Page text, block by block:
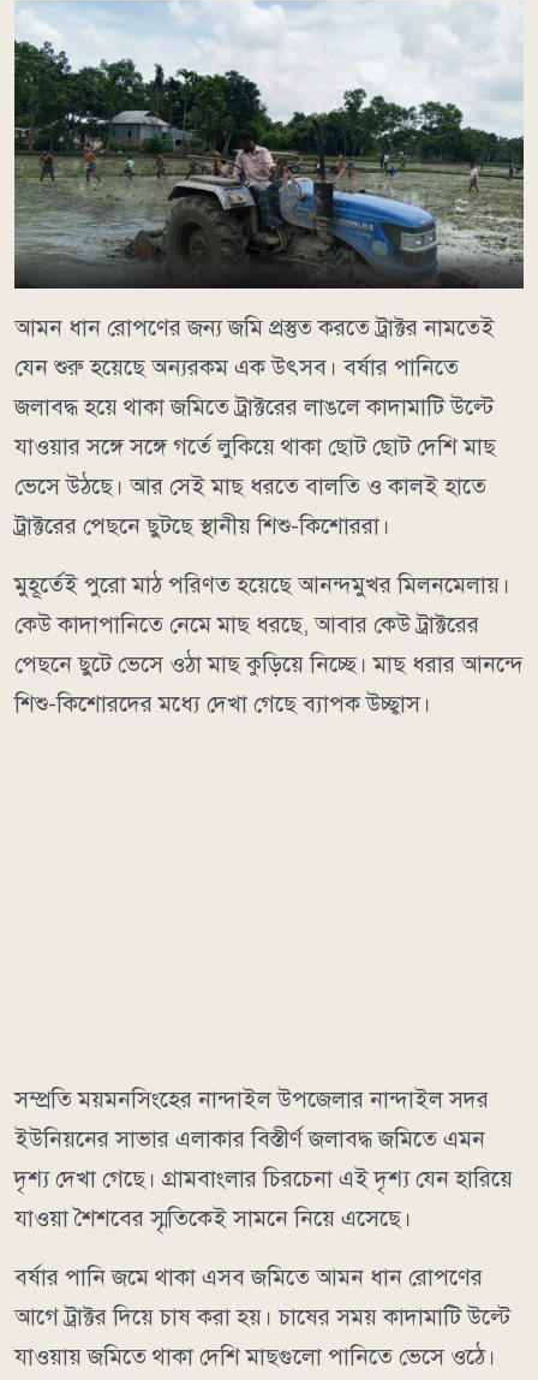
আমন ধান রোপণের জন্য জমি প্রস্তুত করতে ট্রাক্টর নামতেই
যেন শুরু হয়েছে অন্যরকম এক উৎসব। বর্ষার পানিতে
জলাবদ্ধ হয়ে থাকা জমিতে ট্রাক্টরের লাঙলে কাদামাটি উল্টে
যাওয়ার সঙ্গে সঙ্গে গর্তে লুকিয়ে থাকা ছোট ছোট দেশি মাছ
ভেসে উঠছে। আর সেই মাছ ধরতে বালতি ও কালই হাতে
ট্রাক্টরের পেছনে ছুটছে স্থানীয় শিশু-কিশোররা।
মুহূর্তেই পুরো মাঠ পরিণত হয়েছে আনন্দমুখর মিলনমেলায়।
কেউ কাদাপানিতে নেমে মাছ ধরছে, আবার কেউ ট্রাক্টরের
পেছনে ছুটে ভেসে ওঠা মাছ কুড়িয়ে নিচ্ছে। মাছ ধরার আনন্দে
শিশু-কিশোরদের মধ্যে দেখা গেছে ব্যাপক উচ্ছ্বাস।
সম্প্রতি ময়মনসিংহের নান্দাইল উপজেলার নান্দাইল সদর
ইউনিয়নের সাভার এলাকার বিস্তীর্ণ জলাবদ্ধ জমিতে এমন
দৃশ্য দেখা গেছে। গ্রামবাংলার চিরচেনা এই দৃশ্য যেন হারিয়ে
যাওয়া শৈশবের স্মৃতিকেই সামনে নিয়ে এসেছে।
বর্ষার পানি জমে থাকা এসব জমিতে আমন ধান রোপণের
আগে ট্রাক্টর দিয়ে চাষ করা হয়। চাষের সময় কাদামাটি উল্টে
যাওয়ায় জমিতে থাকা দেশি মাছগুলো পানিতে ভেসে ওঠে।